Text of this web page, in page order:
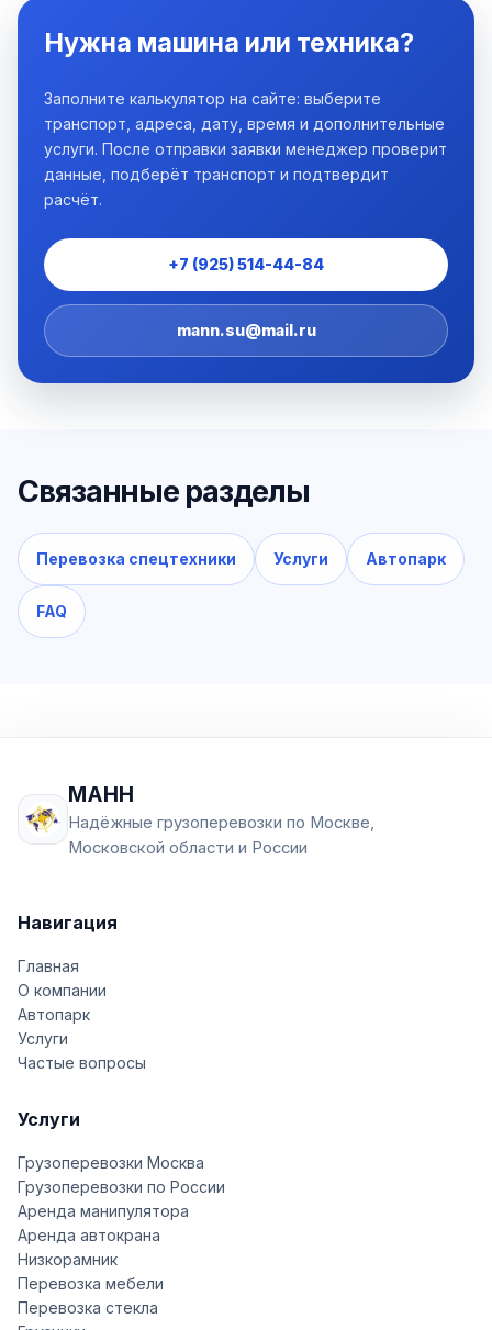
Нужна машина или техника?
Заполните калькулятор на сайте: выберите
транспорт, адреса, дату, время и дополнительные
услуги. После отправки заявки менеджер проверит
данные, подберёт транспорт и подтвердит
расчёт.
+7 (925) 514-44-84
mann.su@mail.ru
Связанные разделы
Перевозка спецтехники Услуги Автопарк
FAQ
МАНН
Надёжные грузоперевозки по Москве,
Московской области и России
Навигация
Главная
О компании
Автопарк
Услуги
Частые вопросы
Услуги
Грузоперевозки Москва
Грузоперевозки по России
Аренда манипулятора
Аренда автокрана
Низкорамник
Перевозка мебели
Перевозка стекла